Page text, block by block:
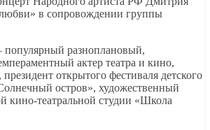
в сопровождении группы
популярный разноплановый,
актер театра и кино,
открытого фестиваля детского
остров», художественный
кино-театральной студии «Школа